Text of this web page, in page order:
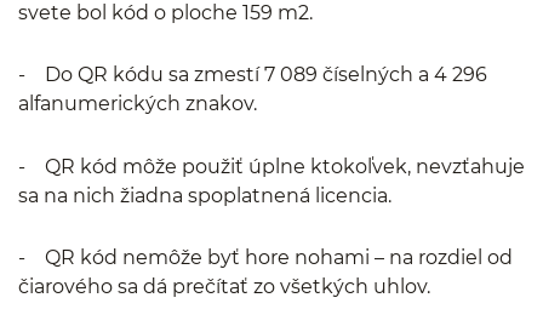
svete bol kód o ploche 159 m2.
- Do QR kódu sa zmestí 7 089 číselných a 4 296
alfanumerických znakov.
- QR kód môže použiť úplne ktokoľvek, nevzťahuje
sa na nich žiadna spoplatnená licencia.
- QR kód nemôže byť hore nohami – na rozdiel od
čiarového sa dá prečítať zo všetkých uhlov.